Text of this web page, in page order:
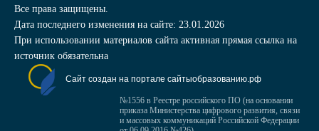
Все права защищены.
Дата последнего изменения на сайте: 23.01.2026
При использовании материалов сайта активная прямая ссылка на
источник обязательна
Сайт создан на портале сайтыобразованию.рф
№1556 в Реестре российского ПО (на основании
приказа Министерства цифрового развития, связи
и массовых коммуникаций Российской Федерации